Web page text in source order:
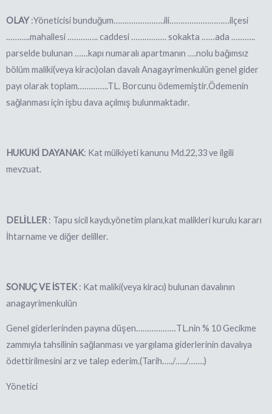
OLAY:Yöneticisi bunduğum…………………..ili………………………ilçesi
………..mahallesi ………….. caddesi ……………. sokakta ……ada ………..
parselde bulunan ……kapı numaralı apartmanın ….nolu bağımsız
bölüm maliki(veya kiracı)olan davalı Anagayrimenkulün genel gider
payı olarak toplam…………..TL. Borcunu ödememiştir.Ödemenin
sağlanması için işbu dava açılmış bulunmaktadır.
HUKUKİ DAYANAK: Kat mülkiyeti kanunu Md.22,33 ve ilgili
mevzuat.
DELİLLER : Tapu sicil kaydı,yönetim planı,kat malikleri kurulu kararı
İhtarname ve diğer deliller.
SONUÇ VE İSTEK: Kat maliki(veya kiracı) bulunan davalının
anagayrimenkulün
Genel giderlerinden payına düşen………………TL.nin % 10 Gecikme
zammıyla tahsilinin sağlanması ve yargılama giderlerinin davalıya
ödettirilmesini arz ve talep ederim.(Tarih…../…../…….)
Yönetici